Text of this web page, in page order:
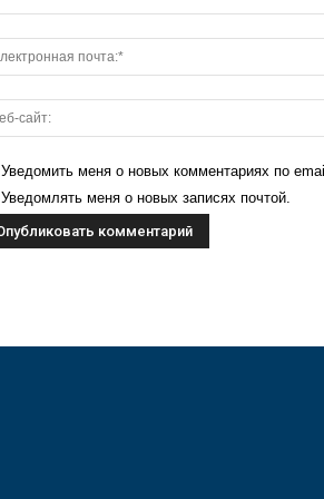
Уведомить меня о новых комментариях по
Уведомлять меня о новых записях почтой.